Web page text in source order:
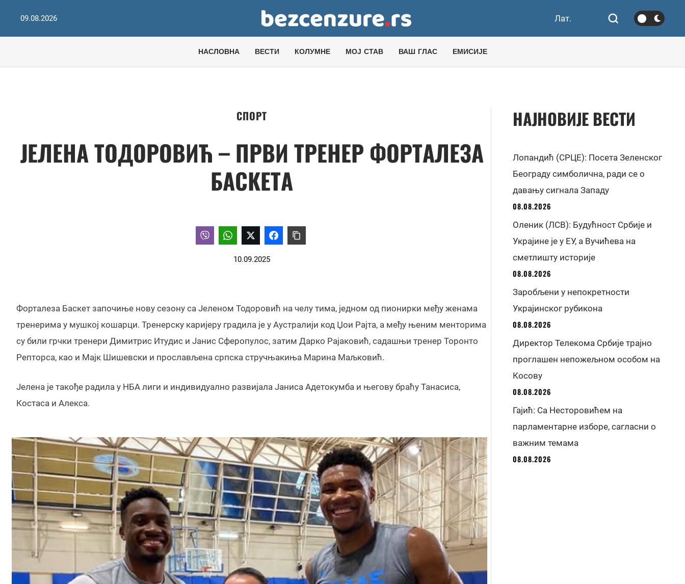
09.08.2026 Лат.
НАСЛОВНА ВЕСТИ КОЛУМНЕ МОЈ СТАВ ВАШ ГЛАС ЕМИСИЈЕ
СПОРТ
ЈЕЛЕНА ТОДОРОВИЋ – ПРВИ ТРЕНЕР ФОРТАЛЕЗА
БАСКЕТА
10.09.2025
Форталеза Баскет започиње нову сезону са Јеленом Тодоровић на челу тима, једном од пионирки међу женама
тренерима у мушкој кошарци. Тренерску каријеру градила је у Аустралији код Џои Рајта, а међу њеним менторима
су били грчки тренери Димитрис Итудис и Јанис Сферопулос, затим Дарко Рајаковић, садашњи тренер Торонто
Репторса, као и Мајк Шишевски и прослављена српска стручњакиња Марина Маљковић.
Јелена је такође радила у НБА лиги и индивидуално развијала Јаниса Адетокумба и његову браћу Танасиса,
Костаса и Алекса.
НАЈНОВИЈЕ ВЕСТИ
Лопандић (СРЦЕ): Посета Зеленског
Београду симболична, ради се о
давању сигнала Западу
08.08.2026
Оленик (ЛСВ): Будућност Србије и
Украјине је у ЕУ, а Вучићева на
сметлишту историје
08.08.2026
Заробљени у непокретности
Украјинског рубикона
08.08.2026
Директор Телекома Србије трајно
проглашен непожељном особом на
Косову
08.08.2026
Гајић: Са Несторовићем на
парламентарне изборе, сагласни о
важним темама
08.08.2026